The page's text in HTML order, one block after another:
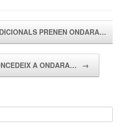
PRENEN ONDARA…
A ONDARA… →